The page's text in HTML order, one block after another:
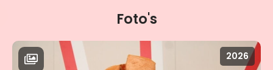
Foto's
2026